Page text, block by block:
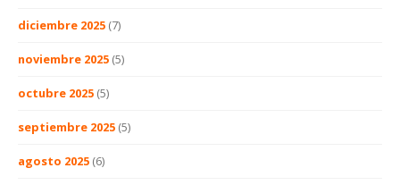
diciembre 2025 (7)
noviembre 2025 (5)
octubre 2025 (5)
septiembre 2025 (5)
agosto 2025 (6)